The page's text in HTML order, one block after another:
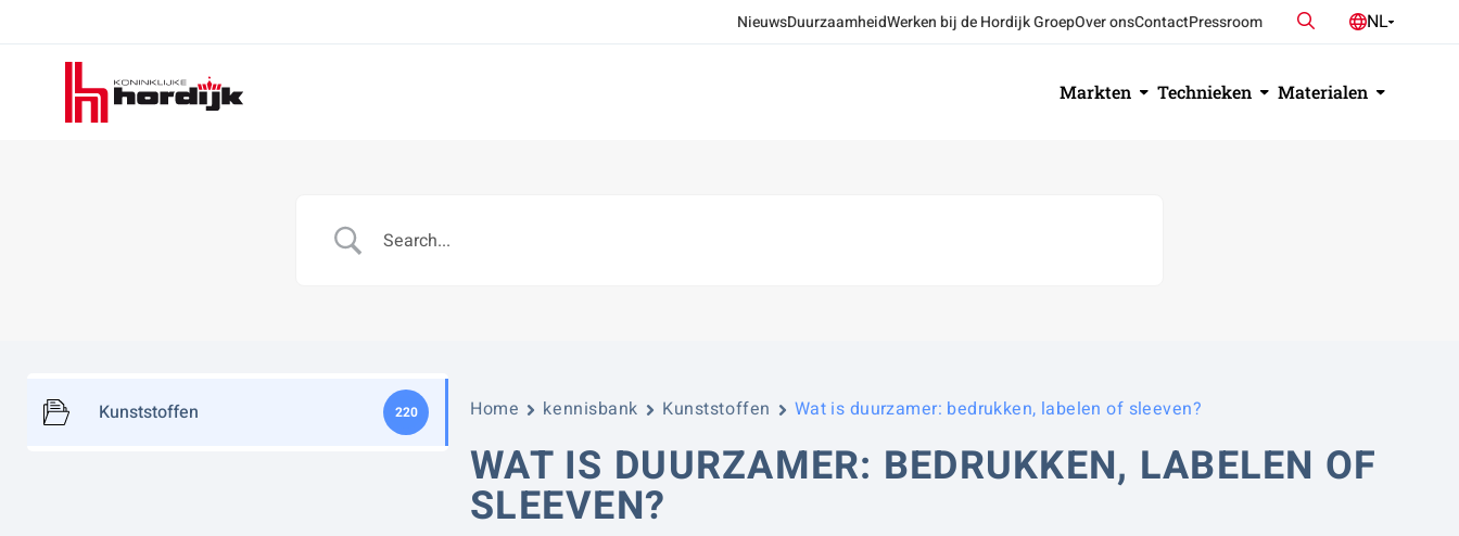
NieuwsDuurzaamheidWerken bij de Hordijk GroepOver onsContactPressroom ZoekenNL
Koninklijke
Hordijk
Markten Technieken Materialen
Kunststoffen 220 Home kennisbank Kunststoffen Wat is duurzamer: bedrukken, labelen of sleeven?
WAT IS DUURZAMER: BEDRUKKEN, LABELEN OF
SLEEVEN?